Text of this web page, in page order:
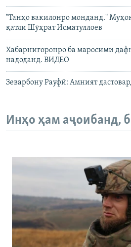
"Танҳо вакилонро монданд."
қатли Шӯҳрат Исматуллоев
Хабарнигоронро ба маросими
надоданд. ВИДЕО
Зеварбону Рауфӣ: Амният
Инҳо ҳам аҷоибанд,